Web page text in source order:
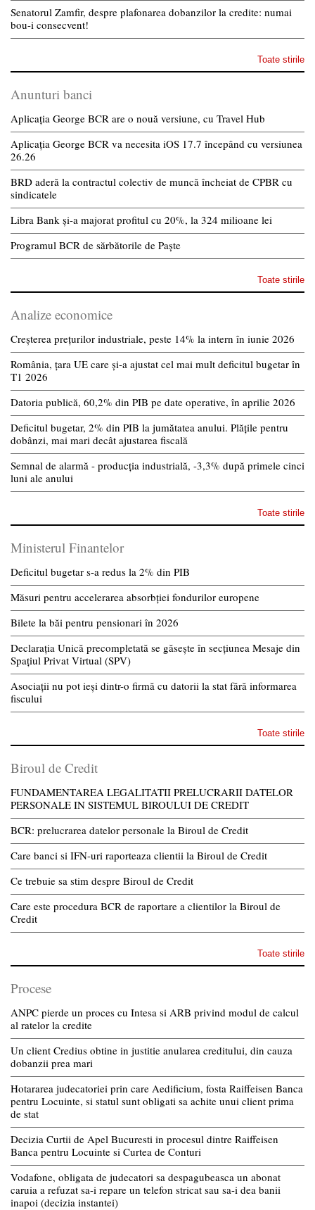
Senatorul Zamfir, despre plafonarea dobanzilor la credite: numai
bou-i consecvent!
Toate stirile
Anunturi banci
Aplicația George BCR are o nouă versiune, cu Travel Hub
Aplicația George BCR va necesita iOS 17.7 începând cu versiunea
26.26
BRD aderă la contractul colectiv de muncă încheiat de CPBR cu
sindicatele
Libra Bank și-a majorat profitul cu 20%, la 324 milioane lei
Programul BCR de sărbătorile de Paște
Toate stirile
Analize economice
Creșterea prețurilor industriale, peste 14% la intern în iunie 2026
România, țara UE care și-a ajustat cel mai mult deficitul bugetar în
T1 2026
Datoria publică, 60,2% din PIB pe date operative, în aprilie 2026
Deficitul bugetar, 2% din PIB la jumătatea anului. Plățile pentru
dobânzi, mai mari decât ajustarea fiscală
Semnal de alarmă - producția industrială, -3,3% după primele cinci
luni ale anului
Toate stirile
Ministerul Finantelor
Deficitul bugetar s-a redus la 2% din PIB
Măsuri pentru accelerarea absorbției fondurilor europene
Bilete la băi pentru pensionari în 2026
Declarația Unică precompletată se găsește în secțiunea Mesaje din
Spațiul Privat Virtual (SPV)
Asociații nu pot ieși dintr-o firmă cu datorii la stat fără informarea
fiscului
Toate stirile
Biroul de Credit
FUNDAMENTAREA LEGALITATII PRELUCRARII DATELOR
PERSONALE IN SISTEMUL BIROULUI DE CREDIT
BCR: prelucrarea datelor personale la Biroul de Credit
Care banci si IFN-uri raporteaza clientii la Biroul de Credit
Ce trebuie sa stim despre Biroul de Credit
Care este procedura BCR de raportare a clientilor la Biroul de
Credit
Toate stirile
Procese
ANPC pierde un proces cu Intesa si ARB privind modul de calcul
al ratelor la credite
Un client Credius obtine in justitie anularea creditului, din cauza
dobanzii prea mari
Hotararea judecatoriei prin care Aedificium, fosta Raiffeisen Banca
pentru Locuinte, si statul sunt obligati sa achite unui client prima
de stat
Decizia Curtii de Apel Bucuresti in procesul dintre Raiffeisen
Banca pentru Locuinte si Curtea de Conturi
Vodafone, obligata de judecatori sa despagubeasca un abonat
caruia a refuzat sa-i repare un telefon stricat sau sa-i dea banii
inapoi (decizia instantei)